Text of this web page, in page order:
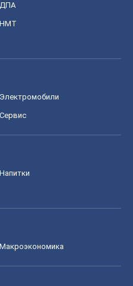
ДПА
НМТ
Электромобили
Сервис
Напитки
Mакроэкономика